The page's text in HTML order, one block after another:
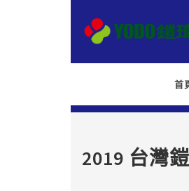
首
2019 台灣